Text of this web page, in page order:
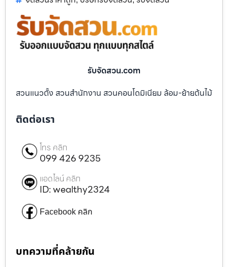
รับจัดสวน.com
สวนแนวตั้ง สวนสำนักงาน สวนคอนโดมิเนียม ล้อม-ย้ายต้นไม้
ติดต่อเรา
โทร คลิก
099 426 9235
แอดไลน์ คลิก
ID: wealthy2324
Facebook คลิก
บทความที่คล้ายกัน